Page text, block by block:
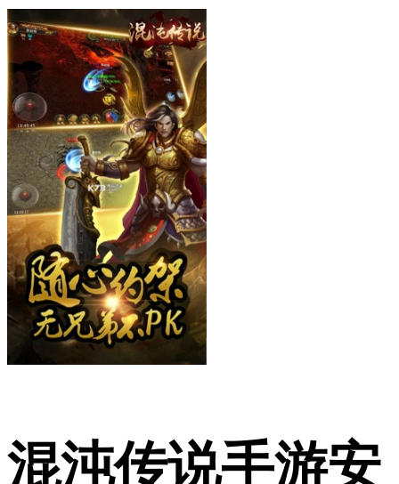
混沌传说手游安